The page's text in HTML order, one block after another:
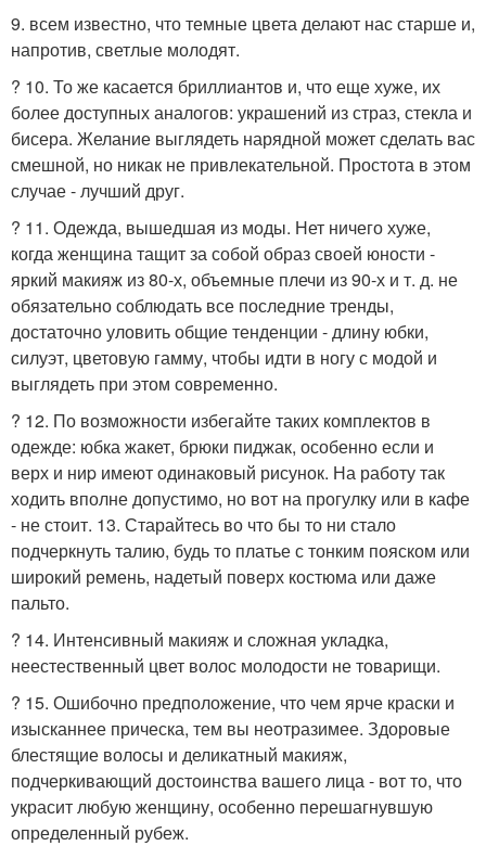
9. всем известно, что темные цвета делают нас старше и,
напротив, светлые молодят.
? 10. То же касается бриллиантов и, что еще хуже, их
более доступных аналогов: украшений из страз, стекла и
бисера. Желание выглядеть нарядной может сделать вас
смешной, но никак не привлекательной. Простота в этом
случае - лучший друг.
? 11. Одежда, вышедшая из моды. Нет ничего хуже,
когда женщина тащит за собой образ своей юности -
яркий макияж из 80-х, объемные плечи из 90-х и т. д. не
обязательно соблюдать все последние тренды,
достаточно уловить общие тенденции - длину юбки,
силуэт, цветовую гамму, чтобы идти в ногу с модой и
выглядеть при этом современно.
? 12. По возможности избегайте таких комплектов в
одежде: юбка жакет, брюки пиджак, особенно если и
верх и ниp имеют одинаковый рисунок. На работу так
ходить вполне допустимо, но вот на прогулку или в кафе
- не стоит. 13. Старайтесь во что бы то ни стало
подчеркнуть талию, будь то платье с тонким пояском или
широкий ремень, надетый поверх костюма или даже
пальто.
? 14. Интенсивный макияж и сложная укладка,
неестественный цвет волос молодости не товарищи.
? 15. Ошибочно предположение, что чем ярче краски и
изысканнее прическа, тем вы неотразимее. Здоровые
блестящие волосы и деликатный макияж,
подчеркивающий достоинства вашего лица - вот то, что
украсит любую женщину, особенно перешагнувшую
определенный рубеж.